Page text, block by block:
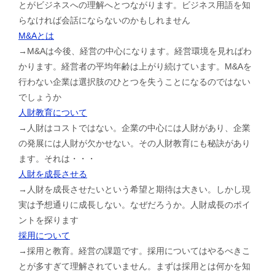
とがビジネスへの理解へとつながります。ビジネス用語を知
らなければ会話にならないのかもしれません
M&Aとは
→M&Aは今後、経営の中心になります。経営環境を見ればわ
かります。経営者の平均年齢は上がり続けています。M&Aを
行わない企業は選択肢のひとつを失うことになるのではない
でしょうか
人財教育について
→人財はコストではない。企業の中心には人財があり、企業
の発展には人財が欠かせない。その人財教育にも秘訣があり
ます。それは・・・
人財を成長させる
→人財を成長させたいという希望と期待は大きい。しかし現
実は予想通りに成長しない。なぜだろうか。人財成長のポイ
ントを探ります
採用について
→採用と教育。経営の課題です。採用についてはやるべきこ
とが多すぎて理解されていません。まずは採用とは何かを知